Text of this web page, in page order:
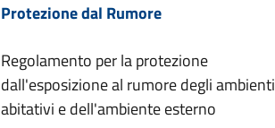
Protezione dal Rumore
Regolamento per la protezione
dall'esposizione al rumore degli ambienti
abitativi e dell'ambiente esterno